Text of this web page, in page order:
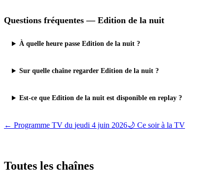
Questions fréquentes — Edition de la nuit
À quelle heure passe Edition de la nuit ?
Sur quelle chaîne regarder Edition de la nuit ?
Est-ce que Edition de la nuit est disponible en replay ?
← Programme TV du jeudi 4 juin 2026🌙 Ce soir à la TV
Toutes les chaînes